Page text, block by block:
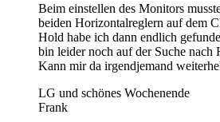
Beim einstellen des Monitors
beiden Horizontalreglern auf dem
Hold habe ich dann endlich
bin leider noch auf der Suche nach
Kann mir da irgendjemand
LG und schönes Wochenende
Frank